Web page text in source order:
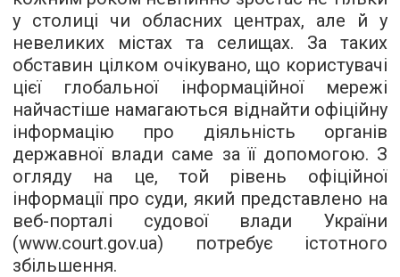
у столиці чи обласних центрах, але й у
невеликих містах та селищах. За таких
обставин цілком очікувано, що користувачі
цієї глобальної інформаційної мережі
найчастіше намагаються віднайти офіційну
інформацію про діяльність органів
державної влади саме за її допомогою. З
огляду на це, той рівень офіційної
інформації про суди, який представлено на
веб-порталі судової влади України
(www.court.gov.ua) потребує істотного
збільшення.